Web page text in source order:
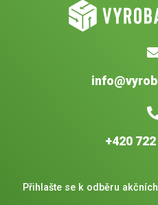
+420
Přihlašte se k odběru